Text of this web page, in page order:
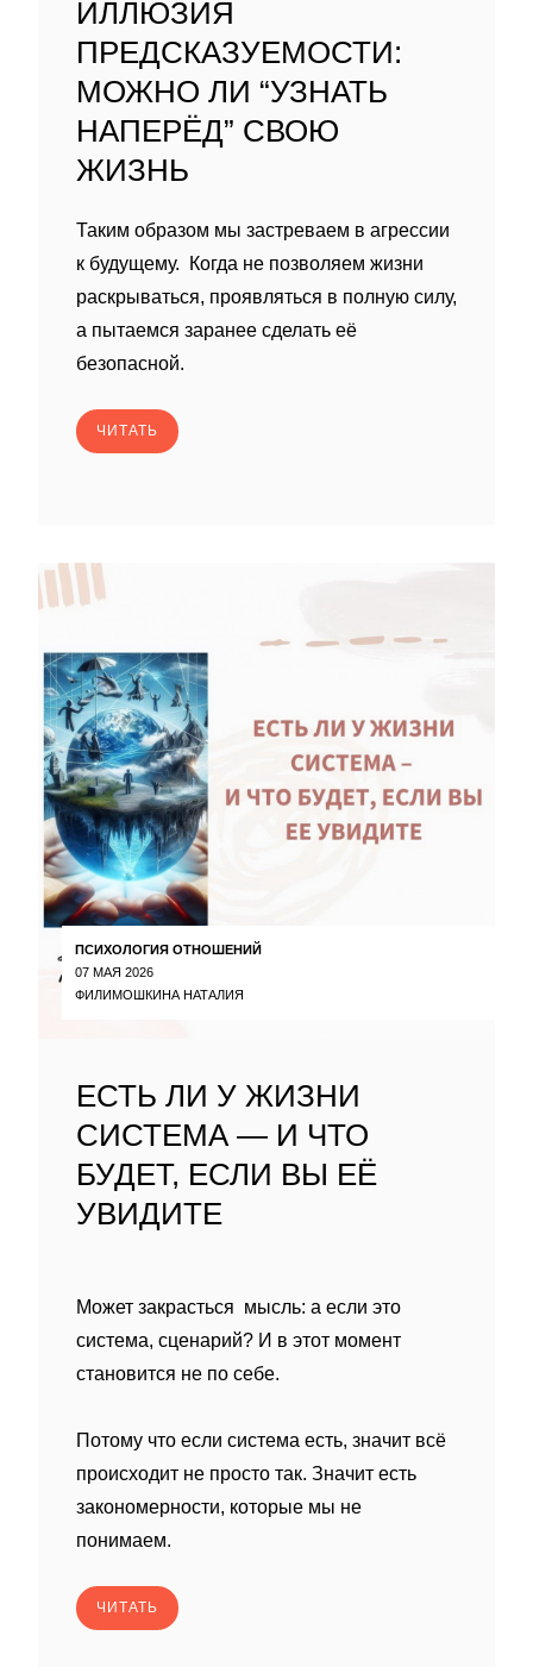
ИЛЛЮЗИЯ
ПРЕДСКАЗУЕМОСТИ:
МОЖНО ЛИ “УЗНАТЬ
НАПЕРЁД” СВОЮ
ЖИЗНЬ
Таким образом мы застреваем в агрессии
к будущему. Когда не позволяем жизни
раскрываться, проявляться в полную силу,
а пытаемся заранее сделать её
безопасной.
ЧИТАТЬ
ПСИХОЛОГИЯ ОТНОШЕНИЙ
07 МАЯ 2026
ФИЛИМОШКИНА НАТАЛИЯ
ЕСТЬ ЛИ У ЖИЗНИ
СИСТЕМА — И ЧТО
БУДЕТ, ЕСЛИ ВЫ ЕЁ
УВИДИТЕ
Может закрасться мысль: а если это
система, сценарий? И в этот момент
становится не по себе.
Потому что если система есть, значит всё
происходит не просто так. Значит есть
закономерности, которые мы не
понимаем.
ЧИТАТЬ